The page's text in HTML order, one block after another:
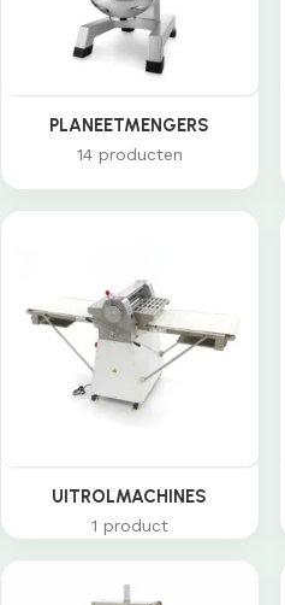
PLANEETMENGERS
14 producten
UITROLMACHINES
1 product